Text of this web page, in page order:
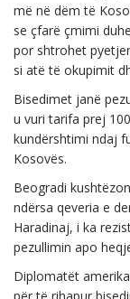
më në dëm të
se çfarë çmimi
por shtrohet
si atë të okupimit
Bisedimet janë
u vuri tarifa prej
kundërshtimi ndaj
Kosovës.
Beogradi
ndërsa qeveria e
Haradinaj, i ka
pezullimin apo
Diplomatët